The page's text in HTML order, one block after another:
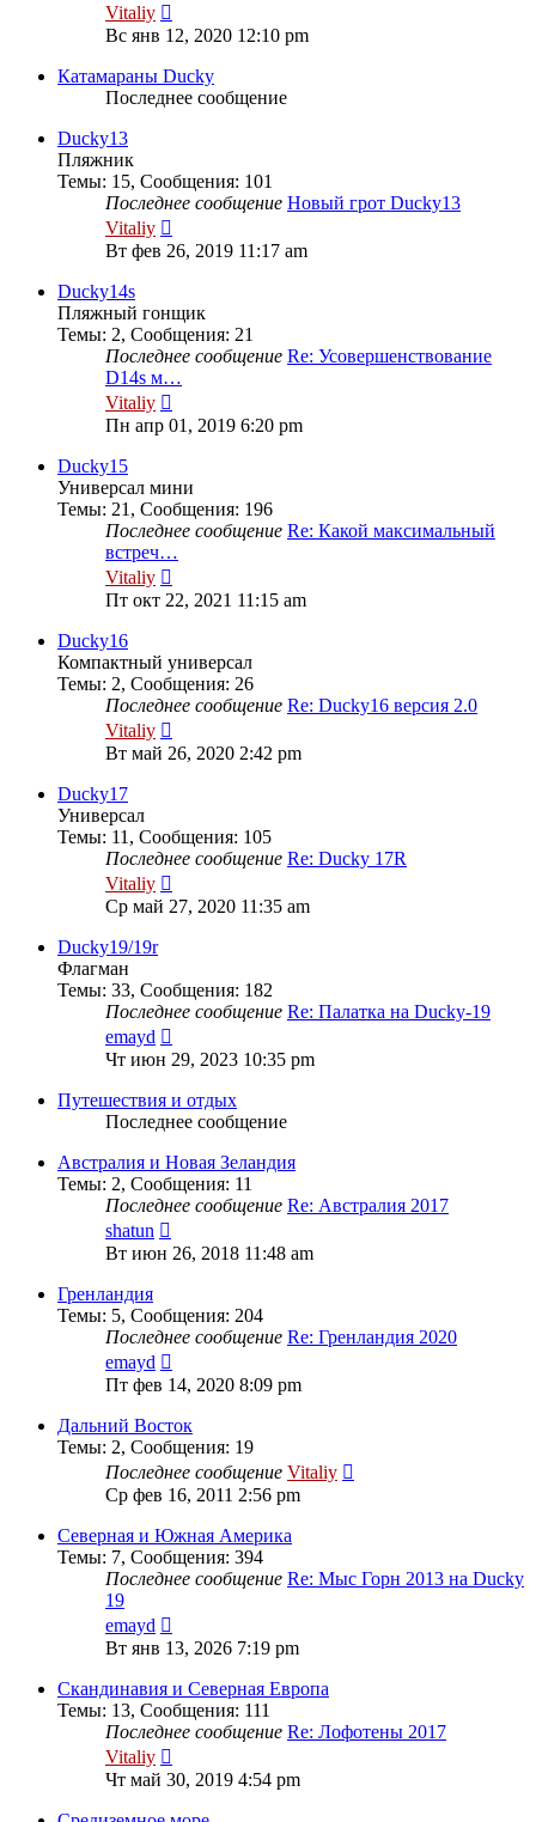
Vitaliy
к
последнему
сообщению
Вс янв 12, 2020 12:10 pm
Катамараны Ducky
Последнее сообщение
Ducky13
Пляжник
Темы: 15, Сообщения: 101
Последнее сообщение Новый грот Ducky13
Vitaliy
к
последнему
Вт фев 26, 2019 11:17 am
Ducky14s
Пляжный гонщик
Темы: 2, Сообщения: 21
Последнее сообщение Re: Усовершенствование
D14s м…
Vitaliy
к
последнему
Пн апр 01, 2019 6:20 pm
Ducky15
Универсал мини
Темы: 21 , Сообщения: 196
Последнее сообщение Re: Какой максимальный
встреч…
Vitaliy
к
последнему
Пт окт 22, 2021 11:15 am
Ducky16
Компактный универсал
Темы: 2, Сообщения: 26
Последнее сообщение Re: Ducky16 версия 2.0
Vitaliy
к
последнему
Вт май 26, 2020 2:42 pm
Ducky17
Универсал
Темы: 11 , Сообщения: 105
Последнее сообщение Re: Ducky 17R
Vitaliy
к
последнему
Ср май 27, 2020 11:35 am
Ducky19/19r
Флагман
Темы: 33, Сообщения: 182
Последнее сообщение Re: Палатка на Ducky-19
emayd
к
последнему
сообщению
Чт июн 29, 2023 10:35 pm
Путешествия и отдых
Последнее сообщение
Австралия и Новая Зеландия
Темы: 2, Сообщения: 11
Последнее сообщение Re: Австралия 2017
shatun
к
последнему
Вт июн 26, 2018 11:48 am
Гренландия
Темы: 5, Сообщения: 204
Последнее сообщение Re: Гренландия 2020
emayd
к
последнему
сообщению
Пт фев 14, 2020 8:09 pm
Дальний Восток
Темы: 2, Сообщения: 19
Последнее сообщение Vitaliy
Ср фев 16, 2011 2:56 pm
Северная и Южная Америка
Темы: 7, Сообщения: 394
Последнее сообщение Re: Мыс Горн 2013 на Ducky
19
emayd
к
последнему
сообщению
Вт янв 13, 2026 7:19 pm
Скандинавия и Северная Европа
Темы: 13, Сообщения: 111
Последнее сообщение Re: Лофотены 2017
Vitaliy
к
последнему
сообщению
Чт май 30, 2019 4:54 pm